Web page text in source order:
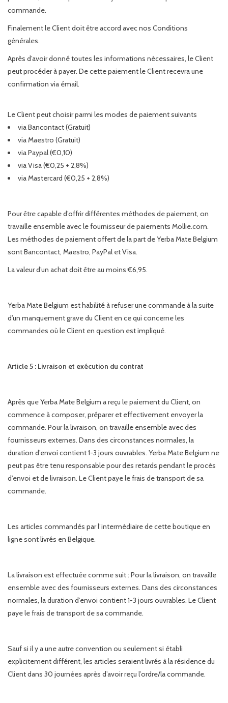
commande.
Finalement le Client doit être accord avec nos Conditions
générales.
Après d’avoir donné toutes les informations nécessaires, le Client
peut procéder à payer. De cette paiement le Client recevra une
confirmation via émail.
Le Client peut choisir parmi les modes de paiement suivants
via Bancontact (Gratuit)
via Maestro (Gratuit)
via Paypal (€0,10)
via Visa (€0,25 + 2,8%)
via Mastercard (€0,25 + 2,8%)
Pour être capable d’offrir différentes méthodes de paiement, on
travaille ensemble avec le fournisseur de paiements Mollie.com.
Les méthodes de paiement offert de la part de Yerba Mate Belgium
sont Bancontact, Maestro, PayPal et Visa.
La valeur d’un achat doit être au moins €6,95.
Yerba Mate Belgium est habilité à refuser une commande à la suite
d’un manquement grave du Client en ce qui concerne les
commandes où le Client en question est impliqué.
Article 5 : Livraison et exécution du contrat
Après que Yerba Mate Belgium a reçu le paiement du Client, on
commence à composer, préparer et effectivement envoyer la
commande. Pour la livraison, on travaille ensemble avec des
fournisseurs externes. Dans des circonstances normales, la
duration d’envoi contient 1-3 jours ouvrables. Yerba Mate Belgium ne
peut pas être tenu responsable pour des retards pendant le procès
d’envoi et de livraison. Le Client paye le frais de transport de sa
commande.
Les articles commandés par l’intermédiaire de cette boutique en
ligne sont livrés en Belgique.
La livraison est effectuée comme suit : Pour la livraison, on travaille
ensemble avec des fournisseurs externes. Dans des circonstances
normales, la duration d’envoi contient 1-3 jours ouvrables. Le Client
paye le frais de transport de sa commande.
Sauf si il y a une autre convention ou seulement si établi
explicitement différent, les articles seraient livrés à la résidence du
Client dans 30 journées après d’avoir reçu l’ordre/la commande.